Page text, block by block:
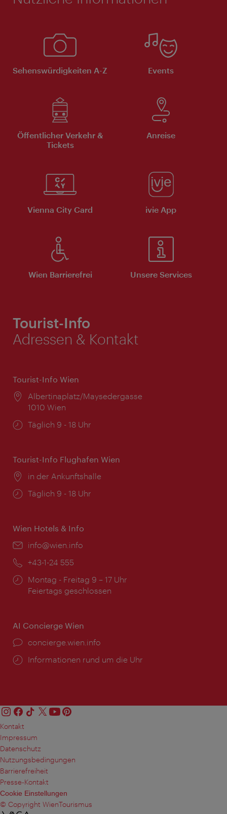
Sehenswürdigkeiten A-Z Events
Öffentlicher Verkehr &
Tickets
Anreise
Vienna City Card ivie App
Wien Barrierefrei Unsere Services
Tourist-Info
Adressen & Kontakt
Tourist-Info Wien
Ort:
Albertinaplatz/Maysedergasse
1010 Wien
Öffnungszeiten:
Täglich 9 - 18 Uhr
Tourist-Info Flughafen Wien
Ort:
in der Ankunftshalle
Öffnungszeiten:
Täglich 9 - 18 Uhr
Wien Hotels & Info
Email:
info@wien.info
Telefon:
+43-1-24 555
Öffnungszeiten:
Montag - Freitag 9 – 17 Uhr
Feiertags geschlossen
AI Concierge Wien
Ort:
concierge.wien.info
Öffnungszeiten:
Informationen rund um die Uhr
Kontakt
Impressum
Datenschutz
Nutzungsbedingungen
Barrierefreiheit
Presse-Kontakt
Cookie Einstellungen
© Copyright WienTourismus